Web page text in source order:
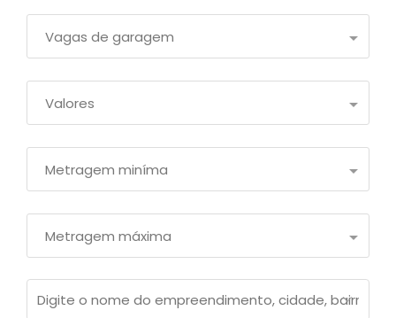
Vagas de garagem
Valores
Metragem miníma
Metragem máxima